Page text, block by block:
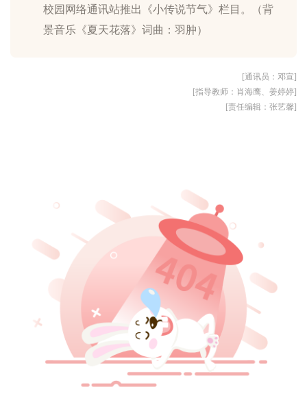
校园网络通讯站推出《小传说节气》栏目。（背
景音乐《夏天花落》词曲：羽肿）
[通讯员：邓宣]
[指导教师：肖海鹰、姜婷婷]
[责任编辑：张艺馨]